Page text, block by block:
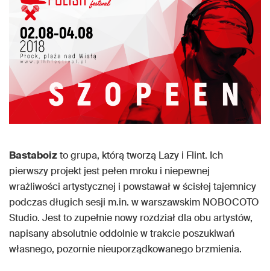
Bastaboizto grupa, którą tworzą Lazy i Flint. Ich
pierwszy projekt jest pełen mroku i niepewnej
wrażliwości artystycznej i powstawał w ścisłej tajemnicy
podczas długich sesji m.in. w warszawskim NOBOCOTO
Studio. Jest to zupełnie nowy rozdział dla obu artystów,
napisany absolutnie oddolnie w trakcie poszukiwań
własnego, pozornie nieuporządkowanego brzmienia.